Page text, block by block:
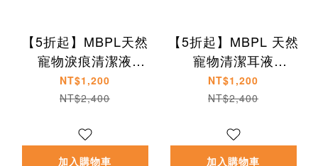
【5折起】MBPL天然
寵物淚痕清潔液
120ml(日製)-犬貓適用
NT$1,200
NT$2,400
加入購物車
【5折起】MBPL 天然
寵物清潔耳液
120ml(日製) -犬貓適
用
NT$1,200
NT$2,400
加入購物車